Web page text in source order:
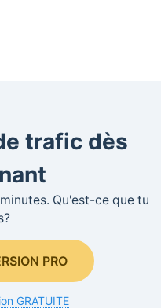
trafic dès
Qu'est-ce que tu
PRO
GRATUITE